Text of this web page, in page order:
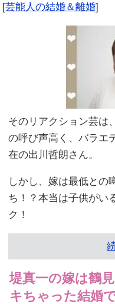
[芸能人の結婚＆離婚]
そのリアクション芸は
の呼び声高く、バラエ
在の出川哲朗さん。
しかし、嫁は最低との
ち！？本当は子供がい
ク！
堤真一の嫁は鶴
キちゃった結婚